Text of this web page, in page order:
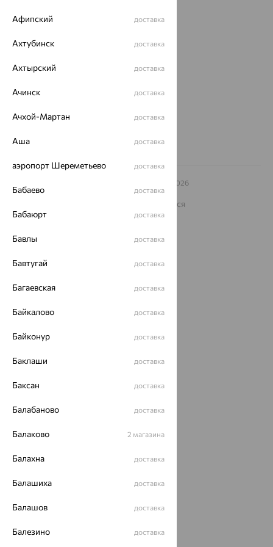
О нас
Магазины и доставка г. Липецк
еще 3
Другие города
Заказать звонок
– 2026
Архив акций
Карта сайта
На информационном ресурсе применяются
рекомендательные технологии
Политика конфеденциальности
Разработка сайта —
Афипский доставка
Ахтубинск доставка
Ахтырский доставка
Ачинск доставка
Ачхой-Мартан доставка
Аша доставка
аэропорт Шереметьево доставка
Бабаево доставка
Бабаюрт доставка
Бавлы доставка
Бавтугай доставка
Багаевская доставка
Байкалово доставка
Байконур доставка
Баклаши доставка
Баксан доставка
Балабаново доставка
Балаково 2 магазина
Балахна доставка
Балашиха доставка
Балашов доставка
Балезино доставка